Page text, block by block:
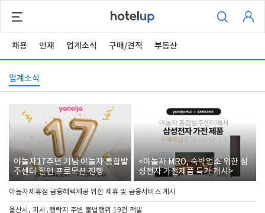
채용 인재 업계소식 구매/견적 부동산
업계소식
야놀자17주년 기념 야놀자 통합발
주센터 할인 프로모션 진행
<야놀자 MRO, 숙박업소 위한 삼
성전자 가전제품 특가 개시>
야놀자제휴점 금융혜택제공 위한 제휴 및 금융서비스 게시
울산시, 피서․행락지 주변 불법행위 19건 적발